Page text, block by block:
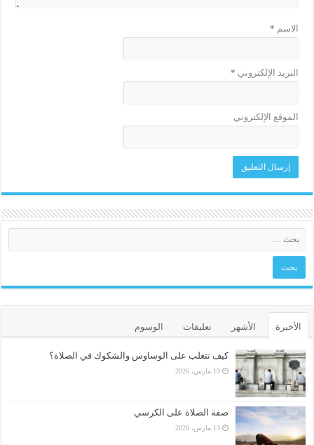
الاسم *
البريد الإلكتروني *
الموقع الإلكتروني
الأخيرة الأشهر تعليقات الوسوم
كيف تتغلب على الوساوس والشكوك في الصلاة؟
13 مارس، 2026
صفة الصلاة على الكرسي
13 مارس، 2026